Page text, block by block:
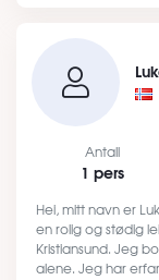
Antall
1 pers
Hei, mitt navn er
en rolig og stødig
Kristiansund. Jeg
alene. Jeg har